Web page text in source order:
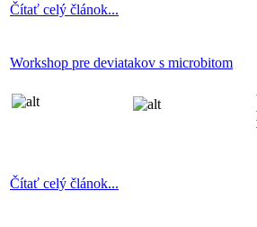
Čítať celý článok...
Workshop pre deviatakov s microbitom
Čítať celý článok...